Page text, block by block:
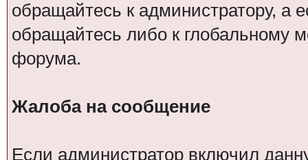
обращайтесь к администратору, а
обращайтесь либо к глобальному
форума.
Жалоба на сообщение
Если администратор включил